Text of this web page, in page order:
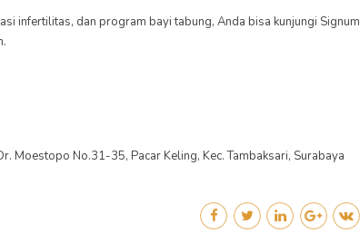
infertilitas, dan program bayi tabung, Anda bisa kunjungi Signum
Moestopo No.31-35, Pacar Keling, Kec. Tambaksari, Surabaya